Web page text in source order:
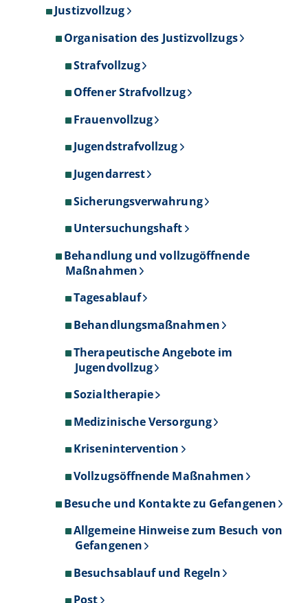
Justizvollzug
Organisation des Justizvollzugs
Strafvollzug
Offener Strafvollzug
Frauenvollzug
Jugendstrafvollzug
Jugendarrest
Sicherungsverwahrung
Untersuchungshaft
Behandlung und vollzugöffnende
Maßnahmen
Tagesablauf
Behandlungsmaßnahmen
Therapeutische Angebote im
Jugendvollzug
Sozialtherapie
Medizinische Versorgung
Krisenintervention
Vollzugsöffnende Maßnahmen
Besuche und Kontakte zu Gefangenen
Allgemeine Hinweise zum Besuch von
Gefangenen
Besuchsablauf und Regeln
Post